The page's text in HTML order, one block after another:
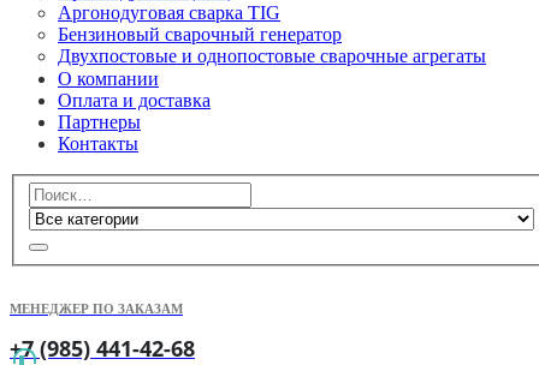
Аргонодуговая сварка TIG
Бензиновый сварочный генератор
Двухпостовые и однопостовые сварочные агрегаты
О компании
Оплата и доставка
Партнеры
Контакты
МЕНЕДЖЕР ПО ЗАКАЗАМ
+7 (985) 441-42-68